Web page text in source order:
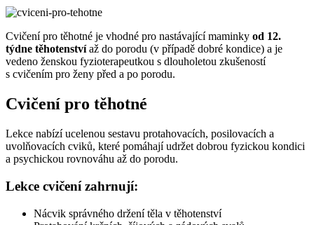
Cvičení pro těhotné je vhodné pro nastávající maminky od 12.
týdne těhotenstvíaž do porodu (v případě dobré kondice) a je
vedeno ženskou fyzioterapeutkou s dlouholetou zkušeností
s cvičením pro ženy před a po porodu.
Cvičení pro těhotné
Lekce nabízí ucelenou sestavu protahovacích, posilovacích a
uvolňovacích cviků, které pomáhají udržet dobrou fyzickou kondici
a psychickou rovnováhu až do porodu.
Lekce cvičení zahrnují:
Nácvik správného držení těla v těhotenství